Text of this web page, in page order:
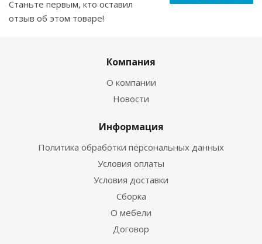
Станьте первым, кто оставил
отзыв об этом товаре!
Компания
О компании
Новости
Информация
Политика обработки персональных данных
Условия оплаты
Условия доставки
Сборка
О мебели
Договор